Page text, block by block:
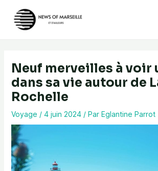
contenu
Neuf merveilles à voir
dans sa vie autour de
Rochelle
Voyage / 4 juin 2024 / Par Eglantine Parrot